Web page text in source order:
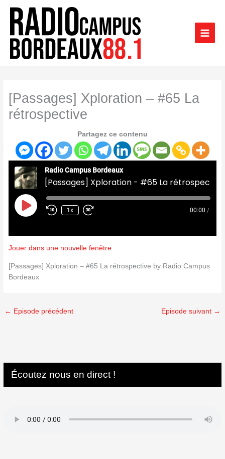
contenu
[Passages] Xploration – #65 La
rétrospective
Partagez ce contenu
Radio Campus Bordeaux
Play
Episode
1x 00:00 /
Jouer dans une nouvelle fenêtre
[Passages] Xploration – #65 La rétrospective by Radio Campus
Bordeaux
← Episode précédent Episode suivant →
Écoutez nous en direct !